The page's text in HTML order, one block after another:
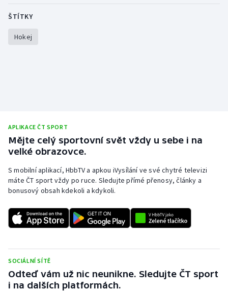
ŠTÍTKY
Hokej
APLIKACE ČT SPORT
Mějte celý sportovní svět vždy u sebe i na
velké obrazovce.
S mobilní aplikací, HbbTV a apkou iVysílání ve své chytré televizi
máte ČT sport vždy po ruce. Sledujte přímé přenosy, články a
bonusový obsah kdekoli a kdykoli.
SOCIÁLNÍ SÍTĚ
Odteď vám už nic neunikne. Sledujte ČT sport
i na dalších platformách.